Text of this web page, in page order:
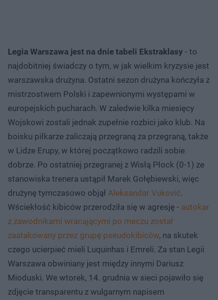
Legia Warszawa jest na dnie tabeli Ekstraklasy - to
najdobitniej świadczy o tym, w jak wielkim kryzysie jest
warszawska drużyna. Ostatni sezon drużyna kończyła z
mistrzostwem Polski i zapewnionymi występami w
europejskich pucharach. W zaledwie kilka miesięcy
Wojskowi zostali jednak zupełnie rozbici jako klub. Na
boisku piłkarze zaliczają przegraną za przegraną, także
w Lidze Erupy, w której początkowo radzili sobie
dobrze. Po ostatniej przegranej z Wisłą Płock (0-1) ze
stanowiska trenera ustąpił Marek Gołębiewski, więc
drużynę tymczasowo objął Aleksandar Vuković.
Wściekłość kibiców przerodziła się w agresję - autokar
z zawodnikami wracającymi po meczu został
zaatakowany przez grupę pseudokibiców, na skutek
czego ucierpieć mieli Luquinhas i Emreli. Za stan Legii
Warszawa obwiniany jest między innymi Dariusz
Mioduski. We wtorek, 14. grudnia w sieci pojawiło się
zdjęcie transparentu z wulgarnym napisem